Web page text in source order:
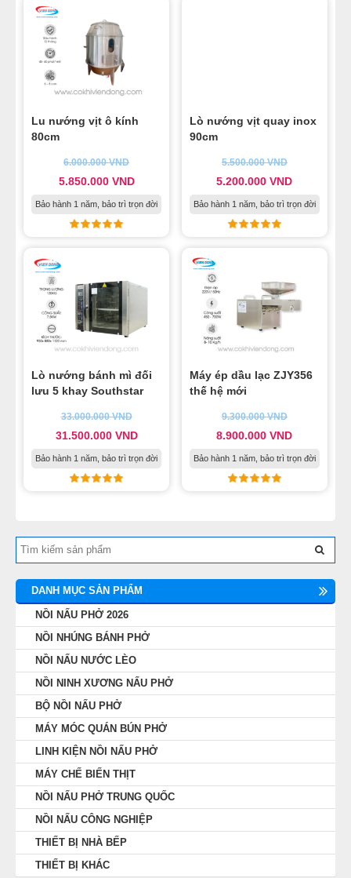
Lu nướng vịt ô kính
80cm
6.000.000VND
5.850.000 VND
Bảo hành 1 năm, bảo trì trọn đời
Lò nướng vịt quay inox
90cm
5.500.000VND
5.200.000VND
Bảo hành 1 năm, bảo trì trọn đời
Lò nướng bánh mì đối
lưu 5 khay Southstar
33.000.000VND
31.500.000 VND
Bảo hành 1 năm, bảo trì trọn đời
Máy ép dầu lạc ZJY356
thế hệ mới
9.300.000VND
8.900.000VND
Bảo hành 1 năm, bảo trì trọn đời
DANH MỤC SẢN PHẨM
NỒI NẤU PHỞ 2026
NỒI NHÚNG BÁNH PHỞ
NỒI NẤU NƯỚC LÈO
NỒI NINH XƯƠNG NẤU PHỞ
BỘ NỒI NẤU PHỞ
MÁY MÓC QUÁN BÚN PHỞ
LINH KIỆN NỒI NẤU PHỞ
MÁY CHẾ BIẾN THỊT
NỒI NẤU PHỞ TRUNG QUỐC
NỒI NẤU CÔNG NGHIỆP
THIẾT BỊ NHÀ BẾP
THIẾT BỊ KHÁC